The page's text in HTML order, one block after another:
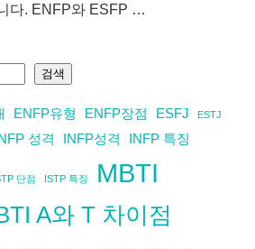
다. ENFP와 ESFP …
검색
ENFP유형 ENFP장점 ESFJ ESTJ
성격 INFP성격 INFP 특징
단점 ISTP 특징 MBTI
A와 T 차이점